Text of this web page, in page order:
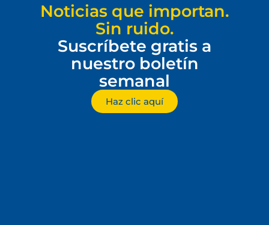
Noticias que importan.
Sin ruido.
Suscríbete gratis a
nuestro boletín
semanal
Haz clic aquí